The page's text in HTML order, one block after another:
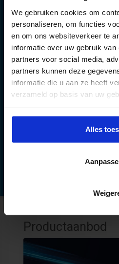
We gebruiken cookies om
personaliseren, om functies
en om ons websiteverkeer te
informatie over uw gebruik
partners voor social media,
partners kunnen deze
informatie die u aan ze heeft
verzameld op basis van uw
Alles
Persoonlijk advies
Hoi, Ik ben Sandra en ben een
vakgebied. Je kunt mij
Productaanbod